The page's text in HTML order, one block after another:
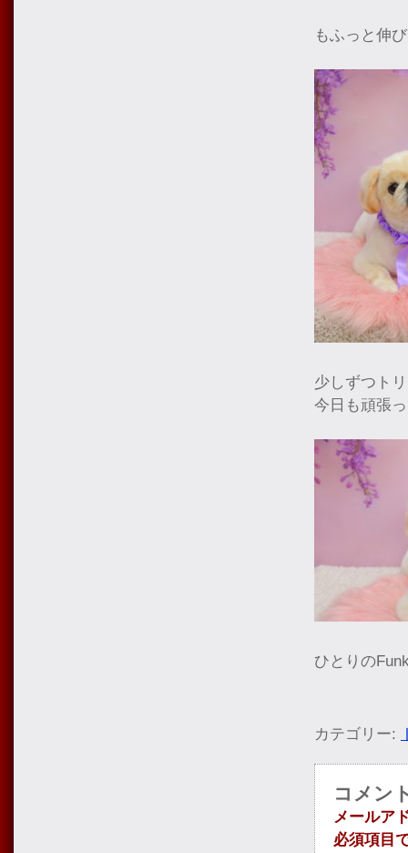
もふっと伸
少しずつト
今日も頑張
ひとりの
カテゴリー:
コメン
メールア
必須項目